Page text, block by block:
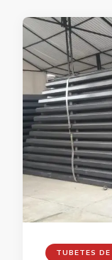
TUBETES